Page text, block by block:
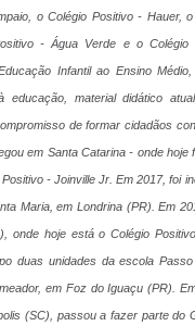
o Colégio Positivo - Hauer,
- Água Verde e o Colégio
Infantil ao Ensino
educação, material didático
de formar cidadãos
em Santa Catarina - onde hoje
- Joinville Jr. Em 2017, foi
Maria, em Londrina (PR). Em
onde hoje está o Colégio
duas unidades da escola
em Foz do Iguaçu (PR).
(SC), passou a fazer parte do